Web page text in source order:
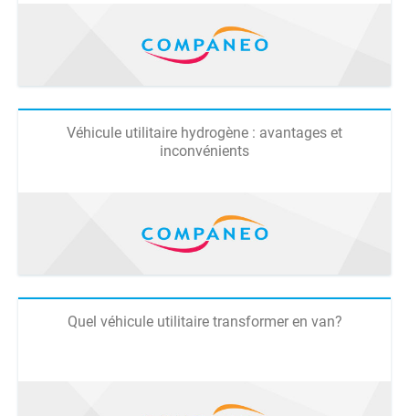
Véhicule utilitaire hydrogène : avantages et
inconvénients
Quel véhicule utilitaire transformer en van?